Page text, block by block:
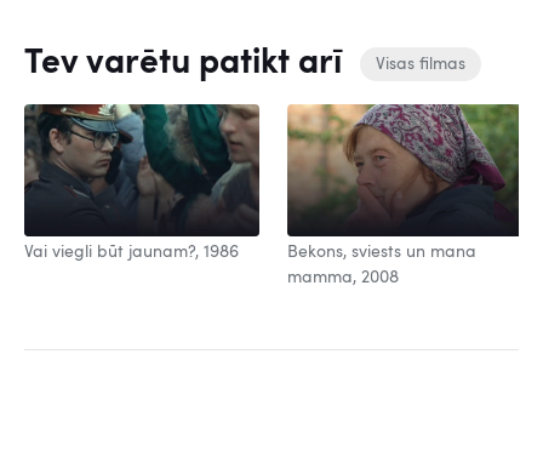
Tev varētu patikt arī Visas filmas
Vai viegli būt jaunam?, 1986
Bekons, sviests un mana
mamma, 2008